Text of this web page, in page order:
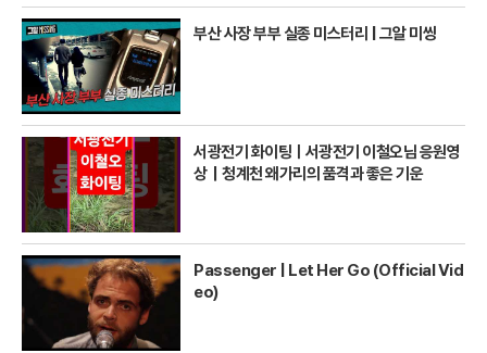
부산 사장 부부 실종 미스터리 | 그알 미씽
서광전기 화이팅ㅣ서광전기 이철오님 응원영
상｜청계천 왜가리의 품격과 좋은 기운
Passenger | Let Her Go (Official Vid
eo)